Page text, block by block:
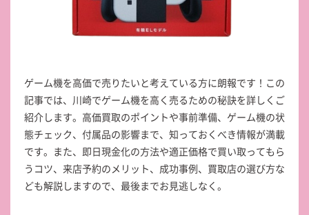
ゲーム機を高価で売りたいと考えている方に朗報です！この
記事では、川崎でゲーム機を高く売るための秘訣を詳しくご
紹介します。高価買取のポイントや事前準備、ゲーム機の状
態チェック、付属品の影響まで、知っておくべき情報が満載
です。また、即日現金化の方法や適正価格で買い取ってもら
うコツ、来店予約のメリット、成功事例、買取店の選び方な
ども解説しますので、最後までお見逃しなく。